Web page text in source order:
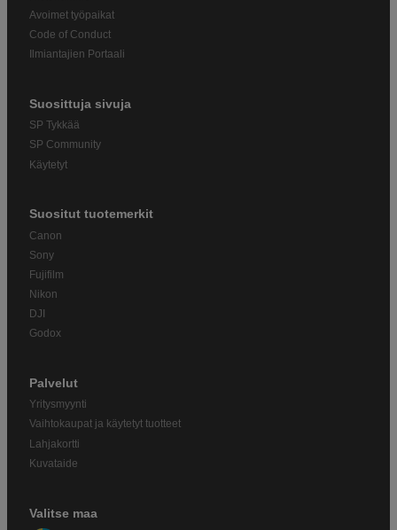
Avoimet työpaikat
Code of Conduct
Ilmiantajien Portaali
Suosittuja sivuja
SP Tykkää
SP Community
Käytetyt
Suositut tuotemerkit
Canon
Sony
Fujifilm
Nikon
DJI
Godox
Palvelut
Yritysmyynti
Vaihtokaupat ja käytetyt tuotteet
Lahjakortti
Kuvataide
Valitse maa